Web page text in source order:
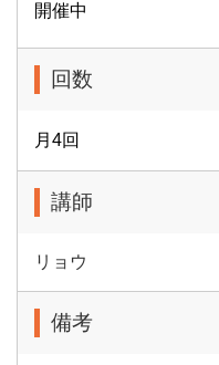
開催中
回数
月4回
講師
リョウ
備考